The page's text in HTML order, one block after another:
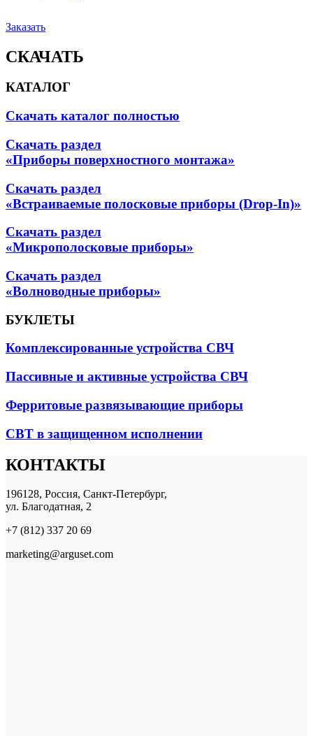
Заказать
СКАЧАТЬ
КАТАЛОГ
Скачать каталог полностью
Скачать раздел
«Приборы поверхностного монтажа»
Скачать раздел
«Встраиваемые полосковые приборы (Drop-In)»
Скачать раздел
«Микрополосковые приборы»
Скачать раздел
«Волноводные приборы»
БУКЛЕТЫ
Комплексированные устройства СВЧ
Пассивные и активные устройства СВЧ
Ферритовые развязывающие приборы
СВТ в защищенном исполнении
КОНТАКТЫ
196128, Россия, Санкт-Петербург,
ул. Благодатная, 2
+7 (812) 337 20 69
marketing@arguset.com